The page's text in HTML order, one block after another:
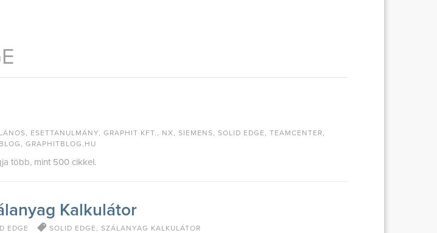
, ESETTANULMÁNY, GRAPHIT KFT. , NX, SIEMENS, SOLID EDGE , TEAMCENTER,
, GRAPHITBLOG.HU
több, mint 500 cikkel.
Kalkulátor
EDGE SOLID EDGE , SZÁLANYAG KALKULÁTOR